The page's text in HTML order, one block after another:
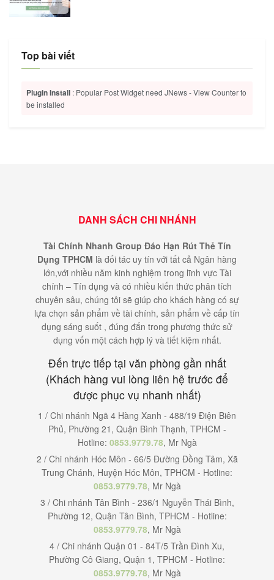
Top bài viết
Plugin Install : Popular Post Widget need JNews - View Counter to
be installed
DANH SÁCH CHI NHÁNH
Tài Chính Nhanh Group Đáo Hạn Rút Thẻ Tín
Dụng TPHCM là đối tác uy tín với tất cả Ngân hàng
lớn,với nhiều năm kinh nghiệm trong lĩnh vực Tài
chính – Tín dụng và có nhiều kiến thức phân tích
chuyên sâu, chúng tôi sẽ giúp cho khách hàng có sự
lựa chọn sản phẩm về tài chính, sản phẩm về cấp tín
dụng sáng suốt , đúng đắn trong phương thức sử
dụng vốn một cách hợp lý và tiết kiệm nhất.
Đến trực tiếp tại văn phòng gần nhất
(Khách hàng vui lòng liên hệ trước để
được phục vụ nhanh nhất)
1 / Chi nhánh Ngã 4 Hàng Xanh - 488/19 Điện Biên
Phủ, Phường 21, Quận Bình Thạnh, TPHCM -
Hotline: 0853.9779.78, Mr Ngà
2 / Chi nhánh Hóc Môn - 66/5 Đường Đồng Tâm, Xã
Trung Chánh, Huyện Hóc Môn, TPHCM - Hotline:
0853.9779.78, Mr Ngà
3 / Chi nhánh Tân Bình - 236/1 Nguyễn Thái Bình,
Phường 12, Quận Tân Bình, TPHCM - Hotline:
0853.9779.78, Mr Ngà
4 / Chi nhánh Quận 01 - 84T/5 Trần Đình Xu,
Phường Cô Giang, Quận 1, TPHCM - Hotline:
0853.9779.78, Mr Ngà